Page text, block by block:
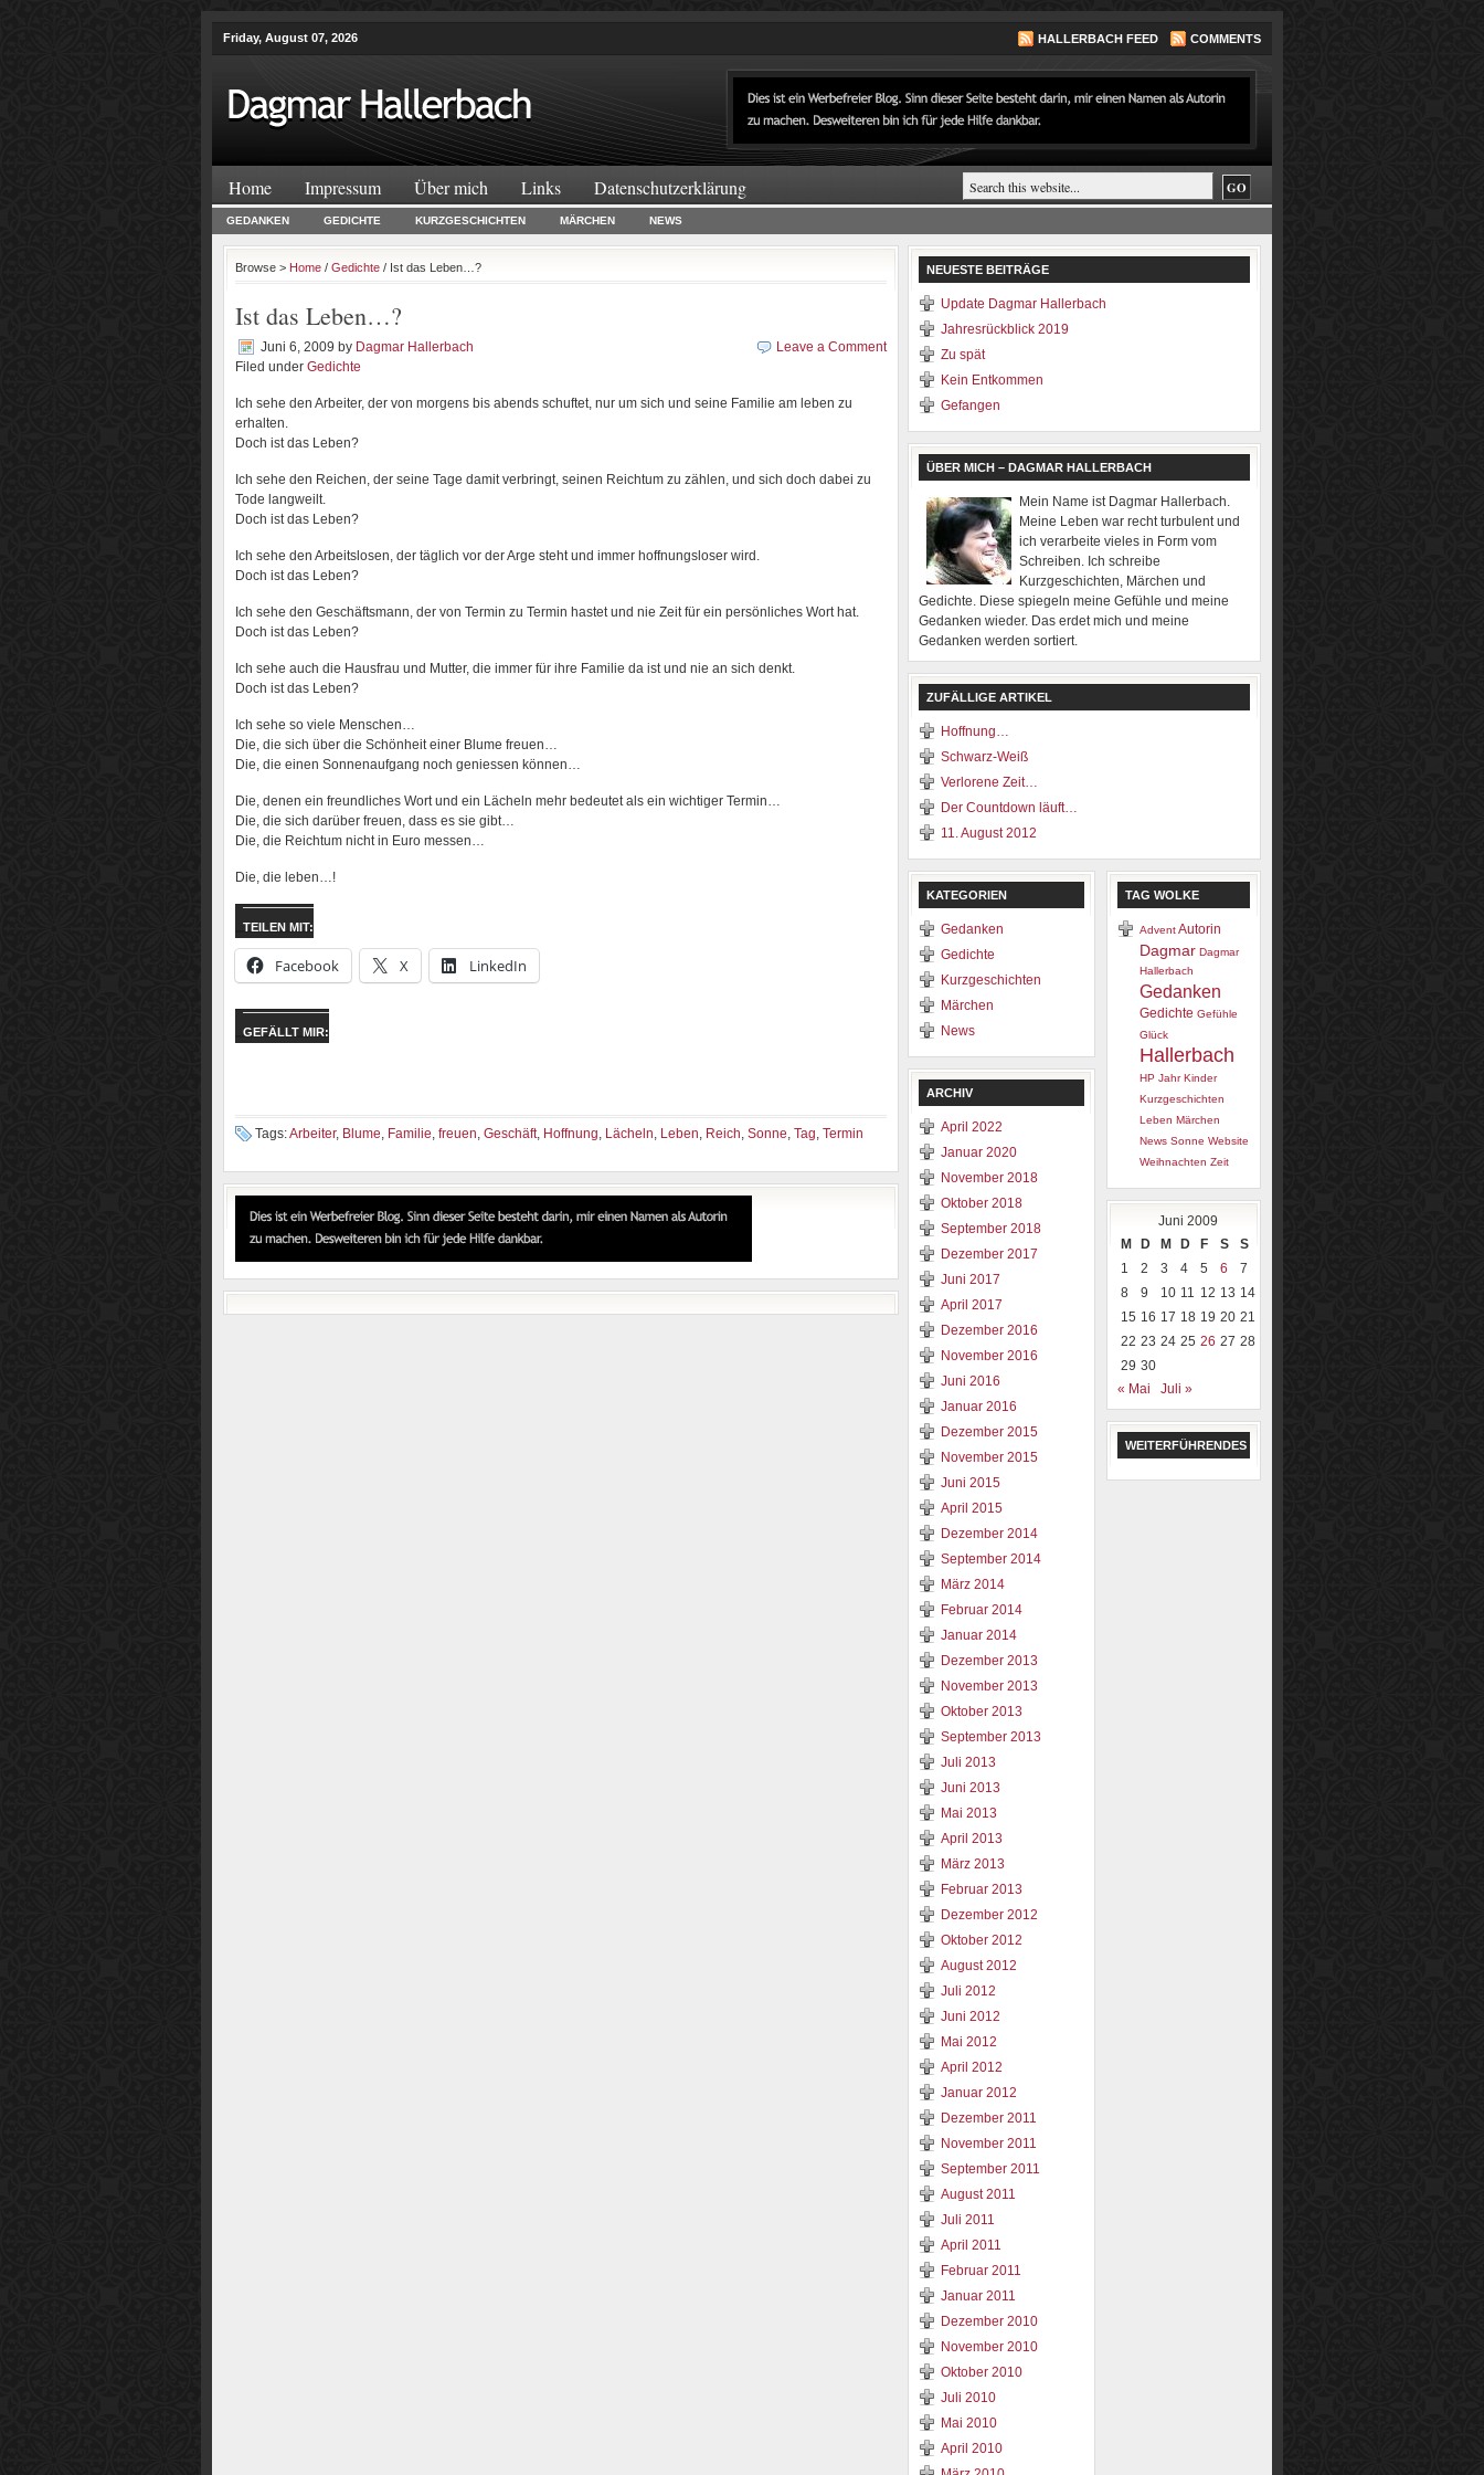
Friday, August 07, 2026 HALLERBACH FEED COMMENTS
Home Impressum Über mich Links Datenschutzerklärung
GEDANKEN GEDICHTE KURZGESCHICHTEN MÄRCHEN NEWS
Browse > Home / Gedichte / Ist das Leben…?
Ist das Leben…?
Juni 6, 2009 by Dagmar Hallerbach
Filed under Gedichte
Leave a Comment
Ich sehe den Arbeiter, der von morgens bis abends schuftet, nur um sich und seine Familie am leben zu
erhalten.
Doch ist das Leben?
Ich sehe den Reichen, der seine Tage damit verbringt, seinen Reichtum zu zählen, und sich doch dabei zu
Tode langweilt.
Doch ist das Leben?
Ich sehe den Arbeitslosen, der täglich vor der Arge steht und immer hoffnungsloser wird.
Doch ist das Leben?
Ich sehe den Geschäftsmann, der von Termin zu Termin hastet und nie Zeit für ein persönliches Wort hat.
Doch ist das Leben?
Ich sehe auch die Hausfrau und Mutter, die immer für ihre Familie da ist und nie an sich denkt.
Doch ist das Leben?
Ich sehe so viele Menschen…
Die, die sich über die Schönheit einer Blume freuen…
Die, die einen Sonnenaufgang noch geniessen können…
Die, denen ein freundliches Wort und ein Lächeln mehr bedeutet als ein wichtiger Termin…
Die, die sich darüber freuen, dass es sie gibt…
Die, die Reichtum nicht in Euro messen…
Die, die leben…!
TEILEN MIT:
Facebook X LinkedIn
GEFÄLLT MIR:
Tags:Arbeiter, Blume, Familie, freuen, Geschäft, Hoffnung, Lächeln, Leben, Reich, Sonne, Tag, Termin
NEUESTE BEITRÄGE
Update Dagmar Hallerbach
Jahresrückblick 2019
Zu spät
Kein Entkommen
Gefangen
ÜBER MICH – DAGMAR HALLERBACH
Mein Name ist Dagmar Hallerbach.
Meine Leben war recht turbulent und
ich verarbeite vieles in Form vom
Schreiben. Ich schreibe
Kurzgeschichten, Märchen und
Gedichte. Diese spiegeln meine Gefühle und meine
Gedanken wieder. Das erdet mich und meine
Gedanken werden sortiert.
ZUFÄLLIGE ARTIKEL
Hoffnung…
Schwarz-Weiß
Verlorene Zeit…
Der Countdown läuft…
11. August 2012
KATEGORIEN
Gedanken
Gedichte
Kurzgeschichten
Märchen
News
ARCHIV
April 2022
Januar 2020
November 2018
Oktober 2018
September 2018
Dezember 2017
Juni 2017
April 2017
Dezember 2016
November 2016
Juni 2016
Januar 2016
Dezember 2015
November 2015
Juni 2015
April 2015
Dezember 2014
September 2014
März 2014
Februar 2014
Januar 2014
Dezember 2013
November 2013
Oktober 2013
September 2013
Juli 2013
Juni 2013
Mai 2013
April 2013
März 2013
Februar 2013
Dezember 2012
Oktober 2012
August 2012
Juli 2012
Juni 2012
Mai 2012
April 2012
Januar 2012
Dezember 2011
November 2011
September 2011
August 2011
Juli 2011
April 2011
Februar 2011
Januar 2011
Dezember 2010
November 2010
Oktober 2010
Juli 2010
Mai 2010
April 2010
TAG WOLKE
AdventAutorin
Dagmar Dagmar
Hallerbach
Gedanken
Gedichte Gefühle
Glück
Hallerbach
HP Jahr Kinder
Kurzgeschichten
Leben Märchen
News Sonne Website
Weihnachten Zeit
Juni 2009
M
D M D F S
S
1
2 3 4 5 6
7
8
9 10 11 12 13 14
15 16 17 18 19 20 21
22 23 24 25 26 27 28
29 30
« Mai
Juli »
WEITERFÜHRENDES